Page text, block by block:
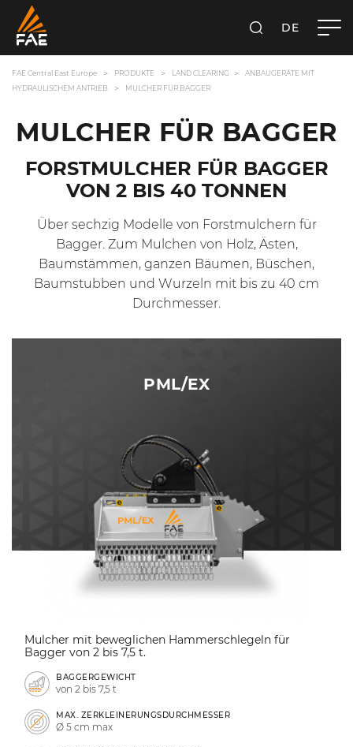
SUCHEN
DE
FAE Central East Europe PRODUKTE LAND CLEARING
ANBAUGERÄTE MIT
HYDRAULISCHEM ANTRIEB
MULCHER FÜR BAGGER
MULCHER FÜR BAGGER
FORSTMULCHER FÜR BAGGER
VON 2 BIS 40 TONNEN
Über sechzig Modelle von Forstmulchern für
Bagger. Zum Mulchen von Holz, Ästen,
Baumstämmen, ganzen Bäumen, Büschen,
Baumstubben und Wurzeln mit bis zu 40 cm
Durchmesser.
PML/EX
Mulcher mit beweglichen Hammerschlegeln für
Bagger von 2 bis 7,5 t.
BAGGERGEWICHT
von 2 bis 7,5 t
MAX. ZERKLEINERUNGSDURCHMESSER
Ø 5 cm max